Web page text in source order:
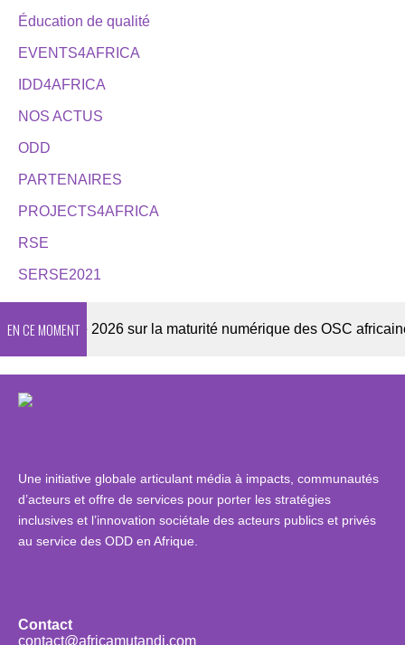
Éducation de qualité
EVENTS4AFRICA
IDD4AFRICA
NOS ACTUS
ODD
PARTENAIRES
PROJECTS4AFRICA
RSE
SERSE2021
EN CE MOMENT
Enquête 2026 sur la maturité numérique des OSC africaines
Une initiative globale articulant média à impacts, communautés
d’acteurs et offre de services pour porter les stratégies
inclusives et l’innovation sociétale des acteurs publics et privés
au service des ODD en Afrique.
Contact
contact@africamutandi.com